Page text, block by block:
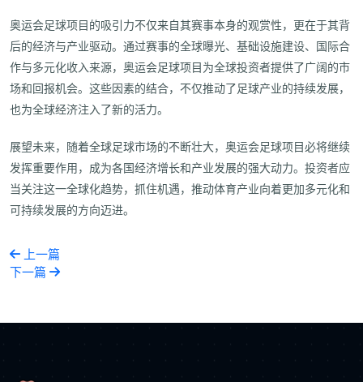
奥运会足球项目的吸引力不仅来自其赛事本身的观赏性，更在于其背
后的经济与产业驱动。通过赛事的全球曝光、基础设施建设、国际合
作与多元化收入来源，奥运会足球项目为全球投资者提供了广阔的市
场和回报机会。这些因素的结合，不仅推动了足球产业的持续发展，
也为全球经济注入了新的活力。
展望未来，随着全球足球市场的不断壮大，奥运会足球项目必将继续
发挥重要作用，成为各国经济增长和产业发展的强大动力。投资者应
当关注这一全球化趋势，抓住机遇，推动体育产业向着更加多元化和
可持续发展的方向迈进。
上一篇
下一篇